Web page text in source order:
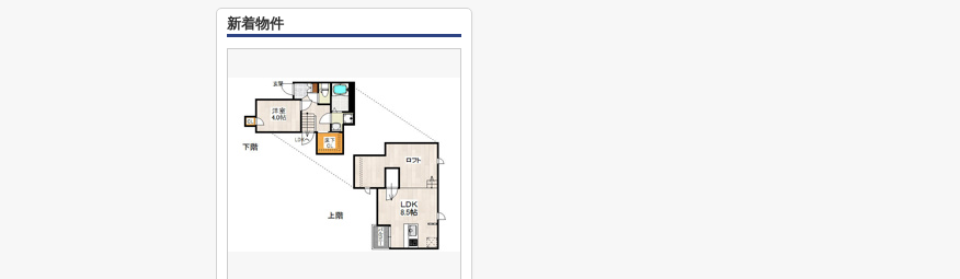
新着物件